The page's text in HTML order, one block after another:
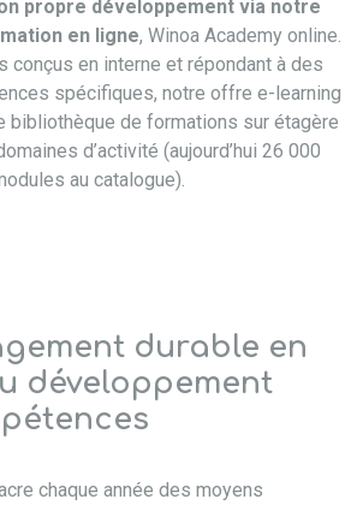
propre développement via notre
en ligne, Winoa Academy online.
conçus en interne et répondant à des
spécifiques, notre offre e-learning
bibliothèque de formations sur étagère
d’activité (aujourd’hui 26 000
au catalogue).
durable en
développement
chaque année des moyens